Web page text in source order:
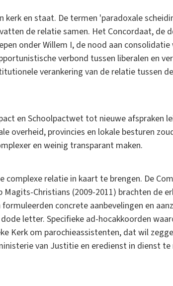
kerk en staat. De termen 'paradoxale
de relatie samen. Het Concordaat, de
onder Willem I, de nood aan
verbond tussen liberalen en
verankering van de relatie tussen
en Schoolpactwet tot nieuwe afspraken
overheid, provincies en lokale besturen
en weinig transparant maken.
relatie in kaart te brengen. De
Christians (2009-2011) brachten de
concrete aanbevelingen en
letter. Specifieke ad-hocakkoorden
Kerk om parochieassistenten, dat wil
van Justitie en eredienst in dienst te